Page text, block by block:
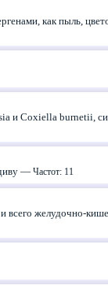
как пыль,
и Coxiella burnetii,
— Частот: 11
всего желудочно-